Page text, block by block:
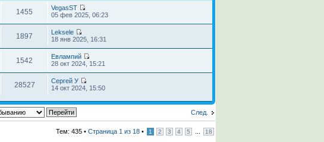
1455
VegasST
05 фев 2025, 06:23
1897
Leksele
18 янв 2025, 16:31
1542
Евлампий
28 окт 2024, 15:21
28527
Сергей У
14 окт 2024, 15:50
След.
Тем: 435 • Страница 1 из 18 • 1 2 3 4 5 18